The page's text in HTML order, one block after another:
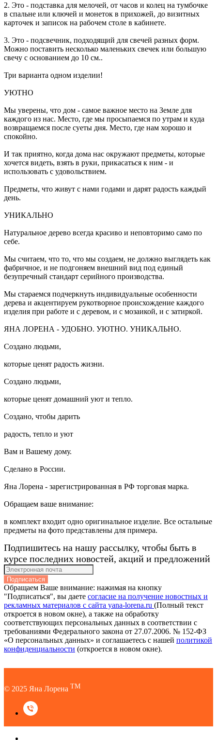
2. Это - подставка для мелочей, от часов и колец на тумбочке
в спальне или ключей и монеток в прихожей, до визитных
карточек и записок на рабочем столе в кабинете.
3. Это - подсвечник, подходящий для свечей разных форм.
Можно поставить несколько маленьких свечек или большую
свечу с основанием до 10 см..
Три варианта одном изделии!
УЮТНО
Мы уверены, что дом - самое важное место на Земле для
каждого из нас. Место, где мы просыпаемся по утрам и куда
возвращаемся после суеты дня. Место, где нам хорошо и
спокойно.
И так приятно, когда дома нас окружают предметы, которые
хочется видеть, взять в руки, прикасаться к ним - и
использовать с удовольствием.
Предметы, что живут с нами годами и дарят радость каждый
день.
УНИКАЛЬНО
Натуральное дерево всегда красиво и неповторимо само по
себе.
Мы считаем, что то, что мы создаем, не должно выглядеть как
фабричное, и не подгоняем внешний вид под единый
безупречный стандарт серийного производства.
Мы стараемся подчеркнуть индивидуальные особенности
дерева и акцентируем рукотворное происхождение каждого
изделия при работе и с деревом, и с мозаикой, и с затиркой.
ЯНА ЛОРЕНА - УДОБНО. УЮТНО. УНИКАЛЬНО.
Создано людьми,
которые ценят радость жизни.
Создано людьми,
которые ценят домашний уют и тепло.
Создано, чтобы дарить
радость, тепло и уют
Вам и Вашему дому.
Сделано в России.
Яна Лорена - зарегистрированная в РФ торговая марка.
Обращаем ваше внимание:
в комплект входит одно оригинальное изделие. Все остальные
предметы на фото представлены для примера.
Подпишитесь на нашу рассылку, чтобы быть в
курсе последних новостей, акций и предложений
Подписаться
Обращаем Ваше внимание: нажимая на кнопку
"Подписаться", вы даете согласие на получение новостных и
рекламных материалов с сайта yana-lorena.ru (Полный текст
откроется в новом окне), а также на обработку
соответствующих персональных данных в соответствии с
требованиями Федерального закона от 27.07.2006. № 152-ФЗ
«О персональных данных» и соглашаетесь c нашей политикой
конфиденциальности (откроется в новом окне).
© 2025 Яна Лорена TM